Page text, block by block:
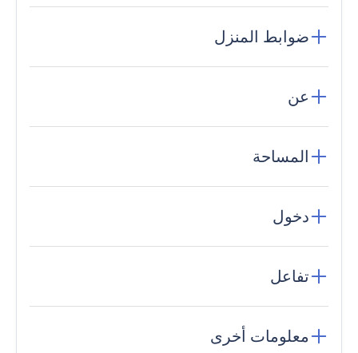
ضوابط المنزل
عن
المساحة
دخول
تفاعل
معلومات أخرى